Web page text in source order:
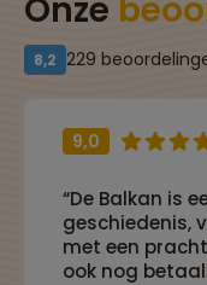
Onze
8,2 229
9,0
“De Balkan is
geschiedenis,
met een
ook nog